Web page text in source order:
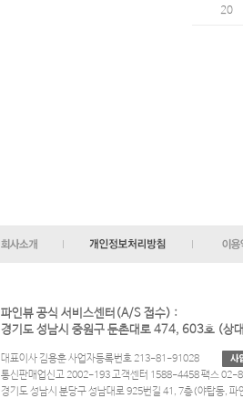
20
파인뷰 공식 서비스센터(A/S 접수) :
경기도 성남시 중원구 둔촌대로 474, 603호 (상
대표이사 김용훈 사업자등록번호 213-81-91028
통신판매업신고 2002-193 고객센터 1588-4458 팩스 02-
경기도 성남시 분당구 성남대로 925번길 41, 7층(야탑동, 파